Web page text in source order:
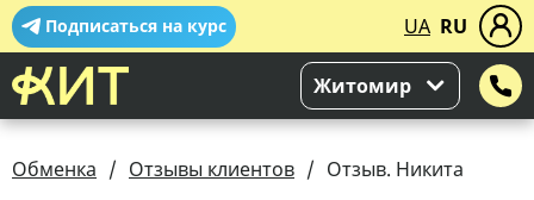
Подписаться на курс UA RU
Житомир
Обменка Отзывы клиентов Отзыв. Никита